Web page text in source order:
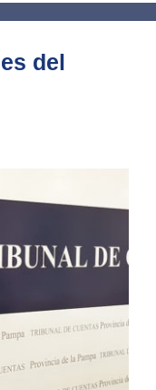
del